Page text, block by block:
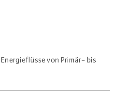
von Primär- bis